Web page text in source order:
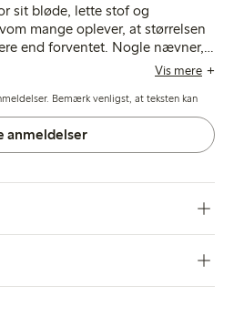
sit bløde, lette stof og
mange oplever, at størrelsen
end forventet. Nogle nævner,
bliver udstrakt efter vask, med
Vis mere
Bemærk venligst, at teksten kan
anmeldelser